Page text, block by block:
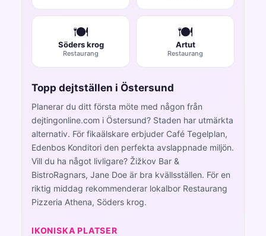
🍽️
Söders krog
Restaurang
🍽️
Artut
Restaurang
Topp dejtställen i Östersund
Planerar du ditt första möte med någon från
dejtingonline.com i Östersund? Staden har utmärkta
alternativ. För fikaälskare erbjuder Café Tegelplan,
Edenbos Konditori den perfekta avslappnade miljön.
Vill du ha något livligare? Žižkov Bar &
BistroRagnars, Jane Doe är bra kvällsställen. För en
riktig middag rekommenderar lokalbor Restaurang
Pizzeria Athena, Söders krog.
IKONISKA PLATSER